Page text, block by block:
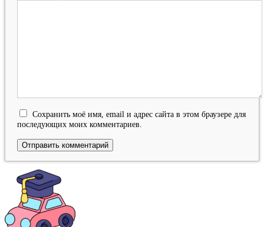
Сохранить моё имя, email и адрес сайта в этом браузере для
последующих моих комментариев.